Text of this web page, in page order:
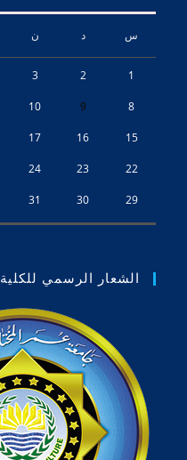
س د ن
1
2
3
8
9
10
15
16
17
22
23
24
29
30
31
الشعار الرسمي للكلية